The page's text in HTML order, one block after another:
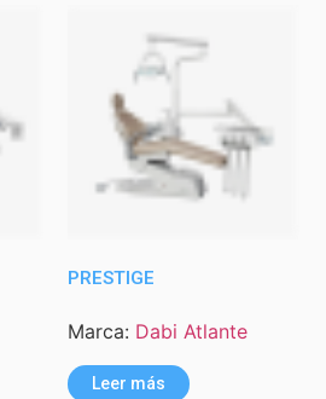
PRESTIGE
Marca: Dabi Atlante
Leer más